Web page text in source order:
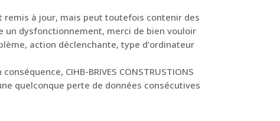
à jour, mais peut toutefois contenir des
un dysfonctionnement, merci de bien vouloir
action déclenchante, type d’ordinateur
CIHB-BRIVES CONSTRUSTIONS
quelconque perte de données consécutives